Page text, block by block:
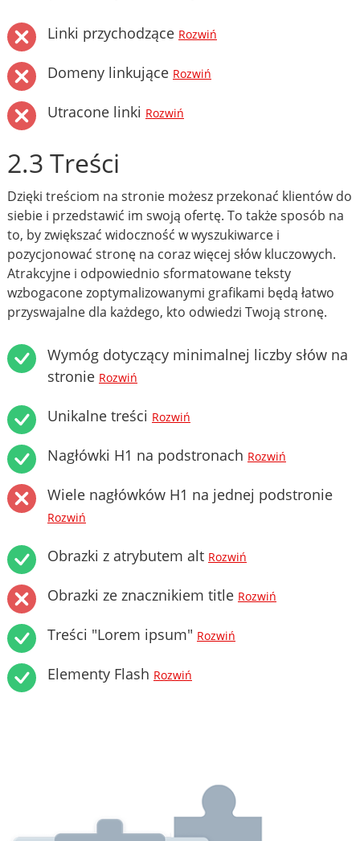
Linki przychodzące Rozwiń
Domeny linkujące Rozwiń
Utracone linki Rozwiń
2.3 Treści
Dzięki treściom na stronie możesz przekonać klientów do
siebie i przedstawić im swoją ofertę. To także sposób na
to, by zwiększać widoczność w wyszukiwarce i
pozycjonować stronę na coraz więcej słów kluczowych.
Atrakcyjne i odpowiednio sformatowane teksty
wzbogacone zoptymalizowanymi grafikami będą łatwo
przyswajalne dla każdego, kto odwiedzi Twoją stronę.
Wymóg dotyczący minimalnej liczby słów na
stronie Rozwiń
Unikalne treści Rozwiń
Nagłówki H1 na podstronach Rozwiń
Wiele nagłówków H1 na jednej podstronie
Rozwiń
Obrazki z atrybutem alt Rozwiń
Obrazki ze znacznikiem title Rozwiń
Treści "Lorem ipsum" Rozwiń
Elementy Flash Rozwiń